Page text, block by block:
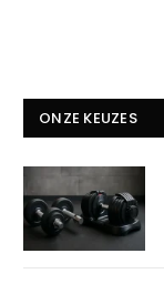
ONZE KEUZES